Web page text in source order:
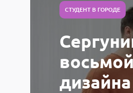
СТУДЕНТ В ГОРОДЕ
дизайна